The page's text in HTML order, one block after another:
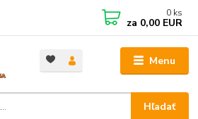
Menu
Hľadať
0 ks
za 0,00 EUR